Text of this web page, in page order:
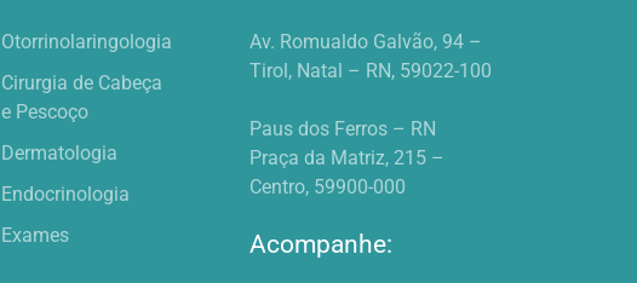
Otorrinolaringologia
Cirurgia de Cabeça
e Pescoço
Dermatologia
Endocrinologia
Exames
Av. Romualdo Galvão, 94 –
Tirol, Natal – RN, 59022-100
Paus dos Ferros – RN
Praça da Matriz, 215 –
Centro, 59900-000
Acompanhe: